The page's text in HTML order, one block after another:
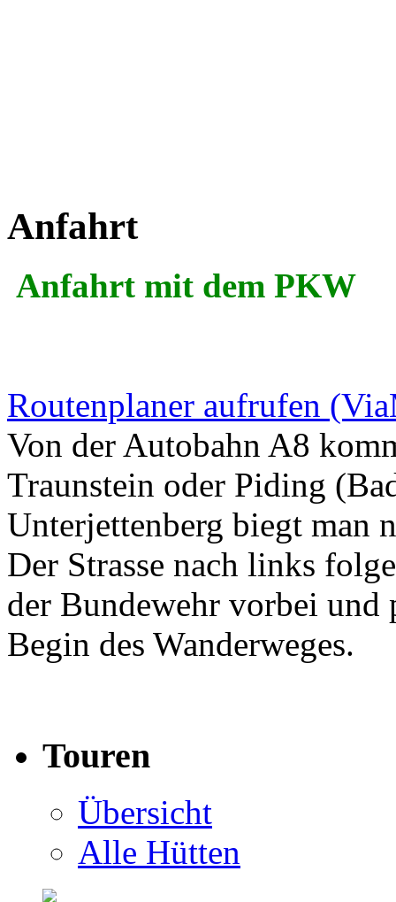
Anfahrt
Anfahrt mit dem PKW
Routenplaner aufrufen
Von der Autobahn A8
Traunstein oder Piding
Unterjettenberg biegt man
Der Strasse nach links
der Bundewehr vorbei und
Begin des Wanderweges.
Touren
Übersicht
Alle Hütten